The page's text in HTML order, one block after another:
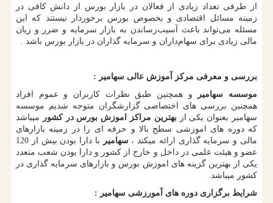
از طرفی تعداد زیادی از فعالان در بازار بورس از دانش کافی در
زمینه مسائل اقتصادی و بخصوص بورس برخوردار نیستند که این
مسئله می‌تواند باعث آسیب‌رساندن به بازار سرمایه و ضرر و زیان
مالی زیادی برای سهام‌داران و سرمایه گذاران در بازار بورس باشد .
بررسی و معرفی مرکز آموزش عالی سهامیر :
موسسه سهامیر
و همچنین طبق نظرات کاربران و عموم افراد
همچنین بررسی های اختصاصی گزارشگران متوجه شدیم موسسه
سهامیر بعنوان یکی ازبهترین مراکز اموزش بورس در کشور
میباشد
که دوره های اموزشی سطح بالا و حرفه ای را در زمینه بازارهای
مالی و سرمایه گذاری ارائه میکند ،سهامیر
با دارا بودن بیش از 120
عضو و هیئت علمی در داخل و خارج از کشور و دارا بودن شعب متعدد
یکی از بهترین گزینه های اموزش بورس و بازارهای سرمایه گذاری در
کشور میباشد.
شرایط برگزاری دوره های آمورزشی سهامیر :